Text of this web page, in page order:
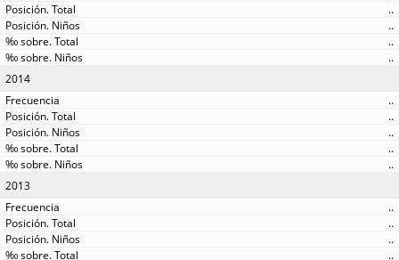
..
..
..
..
2014
..
..
..
..
..
2013
..
..
..
..